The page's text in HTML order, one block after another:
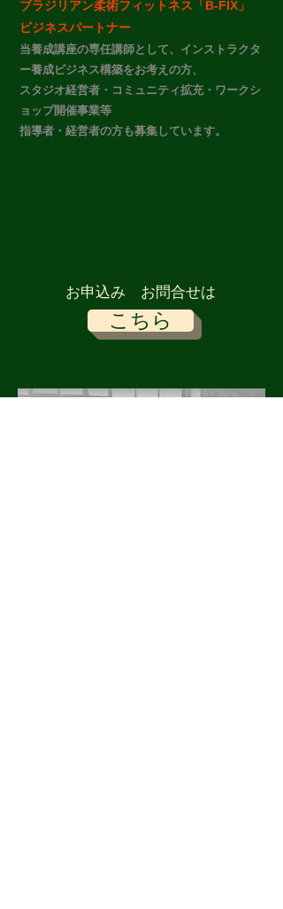
ブラジリアン柔術フィットネス「B-FIX」
ビジネスパートナー​
当養成講座の専任講師として、インストラクタ
ー養成ビジネス構築をお考えの方、
スタジオ経営者・コミュニティ拡充・​ワークシ
ョップ開催事業等
指導者・経営者の方も募集しています。
​お申込み お問合せは
こちら